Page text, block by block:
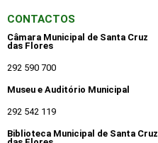
CONTACTOS
Câmara Municipal de Santa Cruz
das Flores
292 590 700
Museu e Auditório Municipal
292 542 119
Biblioteca Municipal de Santa Cruz